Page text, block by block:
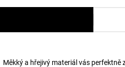
a hřejivý materiál vás perfektně